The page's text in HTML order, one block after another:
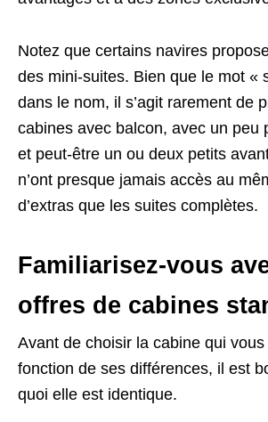
Notez que certains navires
des mini-suites. Bien que le mot «
dans le nom, il s’agit rarement de
cabines avec balcon, avec un peu
et peut-être un ou deux petits
n’ont presque jamais accès au
d’extras que les suites complètes.
Familiarisez-vous
offres de cabines
Avant de choisir la cabine qui
fonction de ses différences, il est
quoi elle est identique.